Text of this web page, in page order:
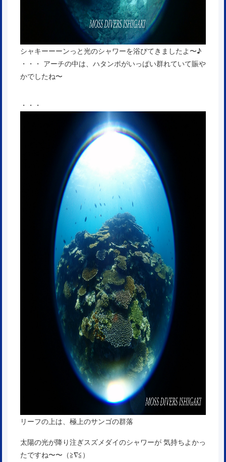
シャキーーーンっと光のシャワーを浴びてきましたよ〜♪
・・・ アーチの中は、ハタンポがいっぱい群れていて賑や
かでしたね〜
・・・
リーフの上は、極上のサンゴの群落
太陽の光が降り注ぎスズメダイのシャワーが 気持ちよかっ
たですね〜〜（≧∇≦）